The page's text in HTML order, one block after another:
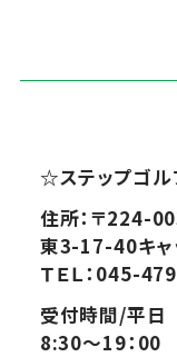
☆ステップゴ
住所：〒224-
東3-17-40キャ
ＴＥＬ：045-
受付時間/平
8:30～19：00